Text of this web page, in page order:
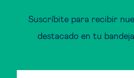
Suscríbite para recibir
destacado en tu